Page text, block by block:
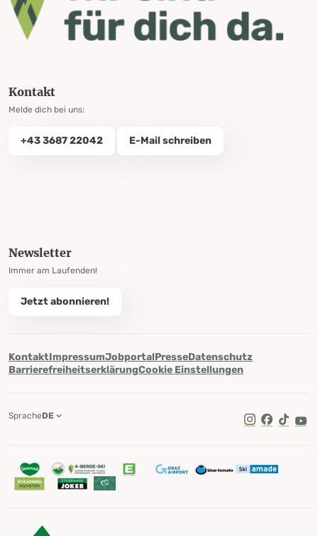
Kontakt
Melde dich bei uns:
+43 3687 22042 E-Mail schreiben
Newsletter
Immer am Laufenden!
Jetzt abonnieren!
KontaktImpressumJobportalPresseDatenschutz
BarrierefreiheitserklärungCookie Einstellungen
TikTok
SpracheDE